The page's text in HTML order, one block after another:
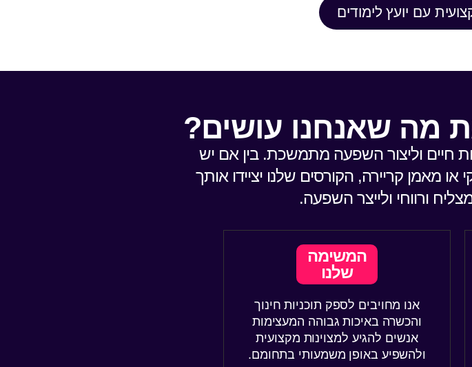
עם יועץ לימודים
מה שאנחנו עושים?
חיים וליצור השפעה מתמשכת. בין אם יש
מאמן קריירה, הקורסים שלנו יציידו אותך
ורווחי ולייצר השפעה.
המשימה
שלנו
אנו מחויבים לספק תוכניות חינוך
והכשרה באיכות גבוהה המעצימות
אנשים להגיע למצוינות מקצועית
ולהשפיע באופן משמעותי בתחומם.